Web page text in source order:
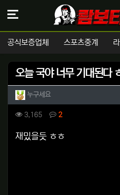
공식보증업체 스포츠중계
오늘 국야 너무 기대된다
작성자 정보
누구세요
컨텐츠 정보
3,165조회 2댓글
본문
재밌을듯 ㅎㅎ